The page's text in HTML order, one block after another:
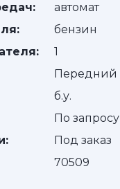
автомат
бензин
1
Передний
б.у.
По запросу
Под заказ
70509